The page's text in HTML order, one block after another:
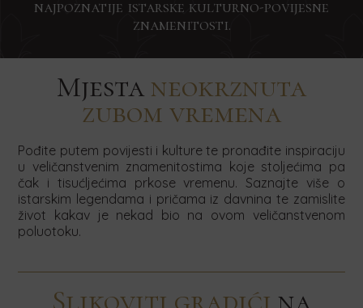
najpoznatije istarske kulturno-povijesne
znamenitosti.
Mjesta neokrznuta
zubom vremena
Pođite putem povijesti i kulture te pronađite inspiraciju
u veličanstvenim znamenitostima koje stoljećima pa
čak i tisućljećima prkose vremenu. Saznajte više o
istarskim legendama i pričama iz davnina te zamislite
život kakav je nekad bio na ovom veličanstvenom
poluotoku.
je
čuti.
Obratite
već
danas
i
pošaljite
upit
za
boravak
našim
vilama
putem
naš
newsletter
putem
obrasca
niže.
je
Obratite
rezervirajte
svoj
boravak
putem
obrasca
niže.
Concierge
obrasca
niže.
je
čuti.
Obratite
već
danas
i
pošaljite
upit
za
boravak
našim
vilama
putem
TRAŽI
Mala
obrasca
niže.
Team
obrasca
niže.